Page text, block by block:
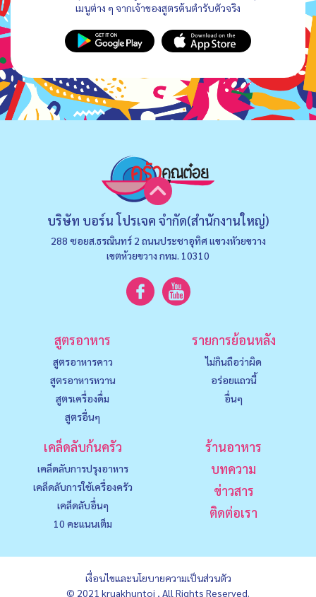
เมนูต่าง ๆ จากเจ้าของสูตรต้นตำรับตัวจริง
บริษัท บอร์น โปรเจค จำกัด(สำนักงานใหญ่)
288 ซอยส.ธรณินทร์ 2 ถนนประชาอุทิศ แขวงหัวยขวาง
เขตห้วยขวาง กทม. 10310
สูตรอาหาร
สูตรอาหารคาว
สูตรอาหารหวาน
สูตรเครื่องดื่ม
สูตรอื่นๆ
รายการย้อนหลัง
ไม่กินถือว่าผิด
อร่อยแถวนี้
อื่นๆ
เคล็ดลับก้นครัว
เคล็ดลับการปรุงอาหาร
เคล็ดลับการใช้เครื่องครัว
เคล็ดลับอื่นๆ
10 คะแนนเต็ม
ร้านอาหาร
บทความ
ข่าวสาร
ติดต่อเรา
เงื่อนไขและนโยบายความเป็นส่วนตัว
© 2021 kruakhuntoi , All Rights Reserved.